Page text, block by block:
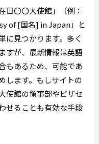
日〇〇大使館」（例：
of [国名] in Japan」と
に見つかります。多く
すが、最新情報は英語
もあるため、可能であ
します。もしサイトの
使館の領事部やビザセ
せることも有効な手段